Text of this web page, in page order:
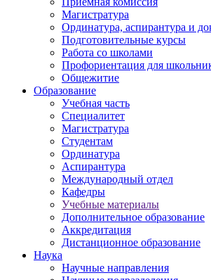
Магистратура
Ординатура, аспирантура и
Подготовительные курсы
Работа со школами
Профориентация для
Общежитие
Образование
Учебная часть
Специалитет
Магистратура
Студентам
Ординатура
Аспирантура
Международный отдел
Кафедры
Учебные материалы
Дополнительное образование
Аккредитация
Дистанционное образование
Наука
Научные направления